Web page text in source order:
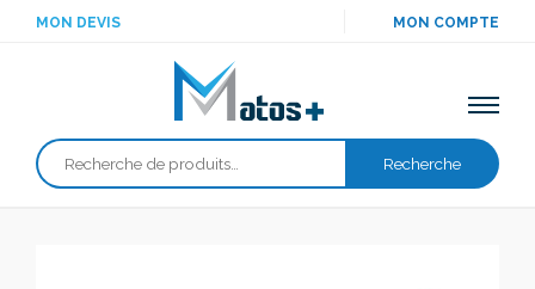
MON DEVIS MON COMPTE
Recherche
Recherche